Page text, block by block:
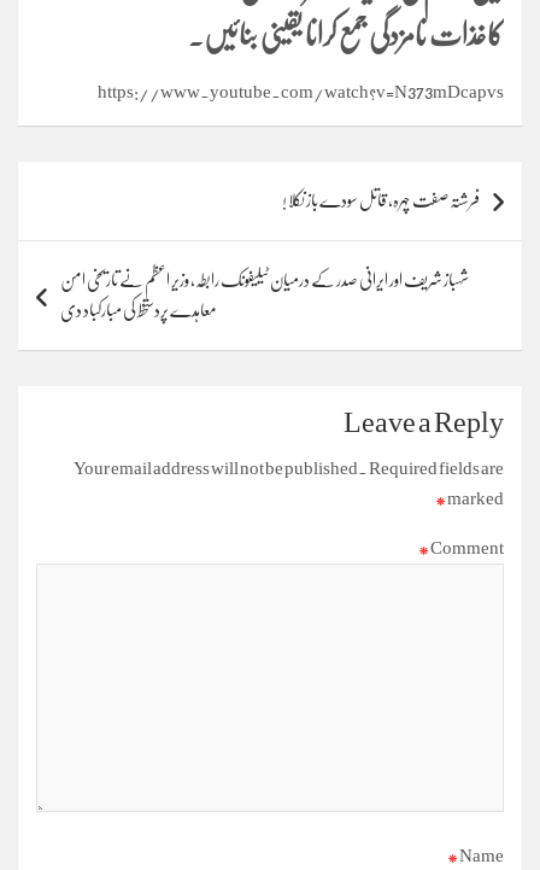
کاغذات نامزدگی جمع کرانا یقینی بنائیں۔
https://www.youtube.com/watch?v=N373mDcapvs
navigation
فرشتہ صفت چہرہ، قاتل سودے باز نکلا !
شہباز شریف اور ایرانی صدر کے درمیان ٹیلیفونک رابطہ، وزیر اعظم نے تاریخی امن
معاہدے پردستخط کی مبارکباد دی
Leave a Reply
Your email address will not be published. Required fields are
marked
*
Comment
*
Name
*